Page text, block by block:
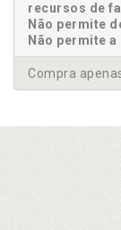
recursos de
Não permite
Não permite
Compra